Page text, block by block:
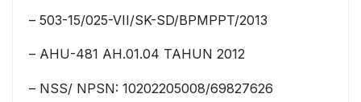
– 503-15/025-VII/SK-SD/BPMPPT/2013
– AHU-481 AH.01.04 TAHUN 2012
– NSS/ NPSN: 10202205008/69827626